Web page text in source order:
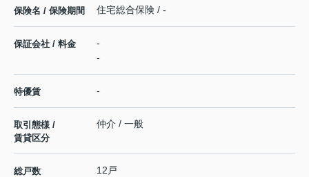
保険名 / 保険期間 住宅総合保険 / -
保証会社 / 料金
-
-
特優賃 -
取引態様 /
賃貸区分
仲介 / 一般
総戸数 12戸